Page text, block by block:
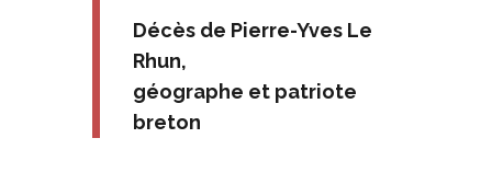
Décès de Pierre-Yves Le
Rhun,
géographe et patriote
breton